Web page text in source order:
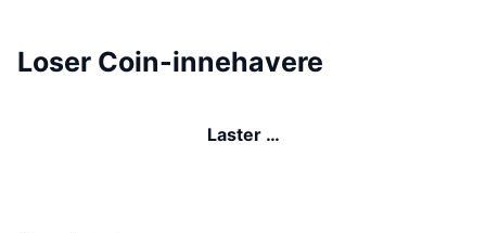
Loser Coin-innehavere
Laster …